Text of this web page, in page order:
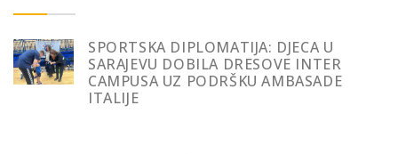
SPORTSKA DIPLOMATIJA: DJECA U
SARAJEVU DOBILA DRESOVE INTER
CAMPUSA UZ PODRŠKU AMBASADE
ITALIJE